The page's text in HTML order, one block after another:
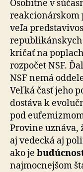
Osobitne v
reakcionárskom
veľa
kričať na
rozpočet NSF.
NSF nemá
Veľká časť jeho
dostáva k
pod
Provine uznáva,
aj ve­dec­ká aj
ako je
najmocnejšom